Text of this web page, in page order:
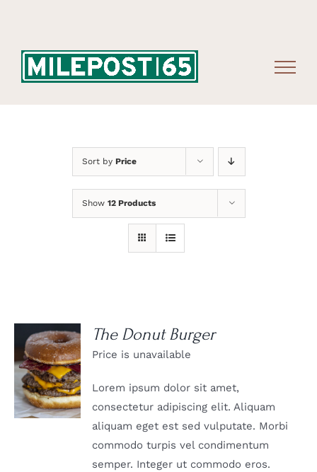
Sort by Price
Show 12 Products
DETAILS
The Donut Burger
Price is unavailable
Lorem ipsum dolor sit amet,
consectetur adipiscing elit. Aliquam
aliquam eget est sed vulputate. Morbi
commodo turpis vel condimentum
semper. Integer ut commodo eros.